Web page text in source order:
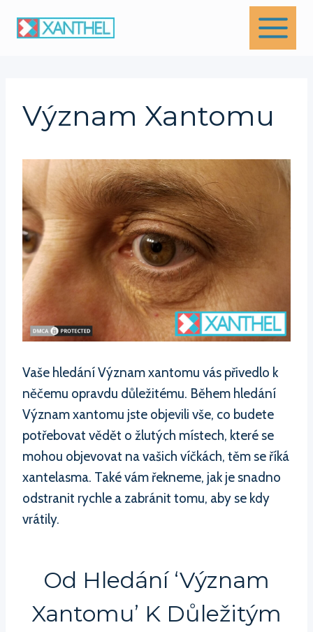
Význam Xantomu
Vaše hledání Význam xantomu vás přivedlo k
něčemu opravdu důležitému. Během hledání
Význam xantomu jste objevili vše, co budete
potřebovat vědět o žlutých místech, které se
mohou objevovat na vašich víčkách, těm se říká
xantelasma. Také vám řekneme, jak je snadno
odstranit rychle a zabránit tomu, aby se kdy
vrátily.
Od Hledání ‘Význam
Xantomu’ K Důležitým